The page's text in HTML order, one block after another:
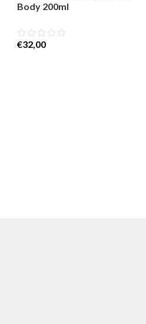
Body 200ml
€32,00